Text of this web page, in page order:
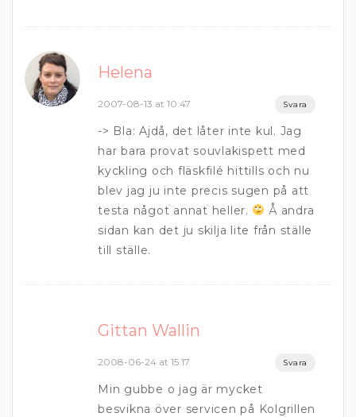
Helena
2007-08-13 at 10:47 Svara
-> Bla: Ajdå, det låter inte kul. Jag
har bara provat souvlakispett med
kyckling och fläskfilé hittills och nu
blev jag ju inte precis sugen på att
testa något annat heller.
Å andra
sidan kan det ju skilja lite från ställe
till ställe.
Gittan Wallin
2008-06-24 at 15:17 Svara
Min gubbe o jag är mycket
besvikna över servicen på Kolgrillen